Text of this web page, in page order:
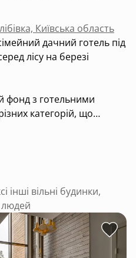
Київська область
дачний готель під
лісу на березі
з готельними
категорій, що
400 гостей одночасно.
два ресторани,
з сім’єю, друзями і
ми надаємо послуги
великі зали для
організацію та
інші вільні будинки,
людей